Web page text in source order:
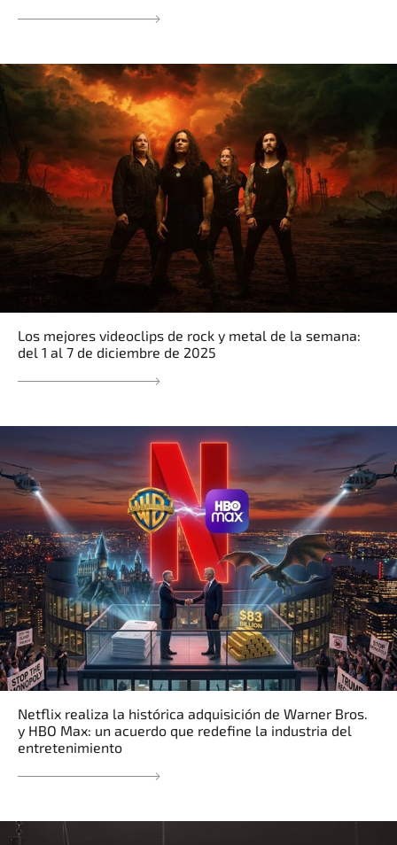
Los mejores videoclips de rock y metal de la semana:
del 1 al 7 de diciembre de 2025
Netflix realiza la histórica adquisición de Warner Bros.
y HBO Max: un acuerdo que redefine la industria del
entretenimiento